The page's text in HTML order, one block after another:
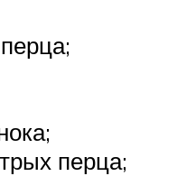
перца;